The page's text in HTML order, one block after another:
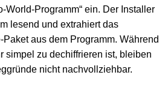
World-Programm“ ein. Der Installer
lesend und extrahiert das
aus dem Programm. Während
simpel zu dechiffrieren ist, bleiben
nicht nachvollziehbar.